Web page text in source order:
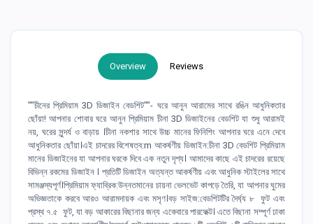
Overview Reviews
""চীনের প্রিমিয়াম 3D ডিজাইন বেডশিট""- ঘরে আনুন আরামের সাথে রঙিন আধুনিকতার
ছোঁয়া! আপনার শোবার ঘরে আনুন প্রিমিয়াম চীনা 3D ডিজাইনের বেডশিট যা শুধু আরামই
নয়, ঘরের সুন্দর্য ও বাড়ায় ।চীনা নকশার সাথে উচ্চ মানের ফিনিশিং আপনার ঘরে এনে দেবে
আধুনিকতার ছোঁয়া।এই চাদরের বিশেষত্ব:m আকর্ষণীয় ডিজাইন:চীনা 3D বেডশিট প্রিমিয়াম
মানের ডিজাইনের যা আপনার ঘরকে দিবে এক নতুন দৃশ্য। আমাদের কাছে এই চাদরের রয়েছে
বিভিন্ন রকমের ডিজাইন । প্রতিটি ডিজাইন অত্যন্ত আকর্ষণীয় এবং আধুনিক স্টাইলের সাথে
সামঞ্জস্যপূর্ণ।প্রিমিয়াম ফ্যাব্রিক:উন্নতমানের চায়না ভেলভেট কাপড়ে তৈরি, যা আপনার ঘুমের
অভিজ্ঞতাকে করবে আরও আরামদায়ক এবং মসৃণ।বড় সাইজ:বেডশিটটির দৈর্ঘ্য ৮ ফুট এবং
প্রস্থ ৭.৫ ফুট, যা বড় আকারের বিছানার জন্য একেবারে পারফেক্ট। এতে বিছানা সম্পূর্ণ ঢাকা